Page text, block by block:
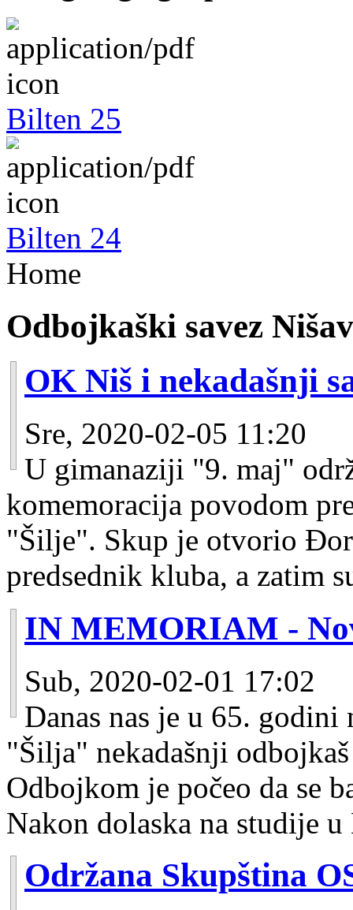
Bilten 25
Bilten 24
Home
Odbojkaški savez
OK Niš i nekadašnji
Sre, 2020-02-05 11:20
U gimanaziji "9. maj"
komemoracija povodom
"Šilje". Skup je otvorio
predsednik kluba, a zatim
IN MEMORIAM -
Sub, 2020-02-01 17:02
Danas nas je u 65.
"Šilja" nekadašnji
Odbojkom je počeo da se
Nakon dolaska na studije
Održana Skupština